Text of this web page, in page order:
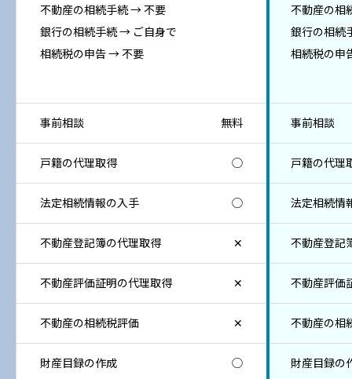
不動産の相続手続 → 不要
銀行の相続手続 → ご自身で
相続税の申告 → 不要
事前相談 無料
戸籍の代理取得 ◯
法定相続情報の入手 ◯
不動産登記簿の代理取得 ✕
不動産評価証明の代理取得 ✕
不動産の相続税評価 ✕
財産目録の作成 ◯
不動産の相
銀行の相続
相続税の申
事前相談
戸籍の代理
法定相続情
不動産登記
不動産評価
不動産の相
財産目録の